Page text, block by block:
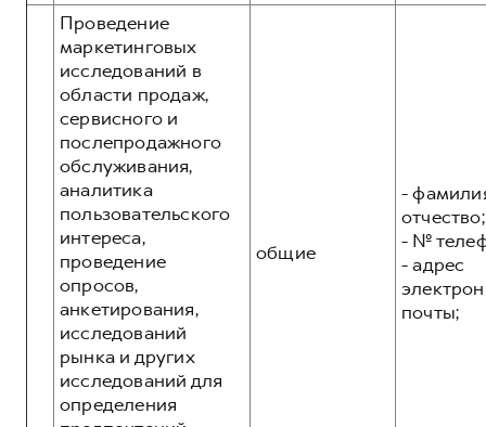
Проведение
маркетинговых
исследований в
области продаж,
сервисного и
послепродажного
обслуживания,
аналитика
пользовательского
интереса,
проведение
опросов,
анкетирования,
исследований
рынка и других
исследований для
определения
общие
-
отчество;
- №
- адрес
почты;